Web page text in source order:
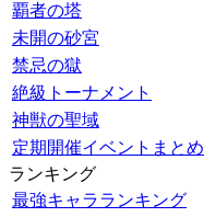
覇者の塔
未開の砂宮
禁忌の獄
絶級トーナメント
神獣の聖域
定期開催イベントまとめ
ランキング
最強キャラランキング